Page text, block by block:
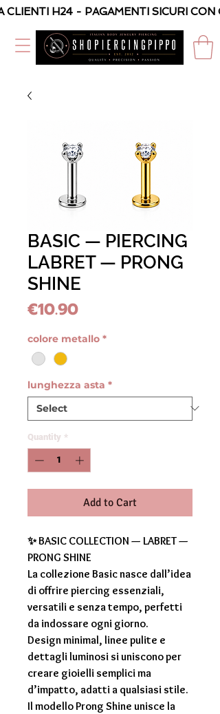
H24 - PAGAMENTI SICURI
BASIC — PIERCING
LABRET — PRONG
SHINE
€10.90Price
colore metallo *
lunghezza asta *
Quantity *
Add to Cart
✨ BASIC COLLECTION — LABRET —
PRONG SHINE
La collezione Basic nasce dall’idea
di offrire piercing essenziali,
versatili e senza tempo, perfetti
da indossare ogni giorno.
Design minimal, linee pulite e
dettagli luminosi si uniscono per
creare gioielli semplici ma
d’impatto, adatti a qualsiasi stile.
Il modello Prong Shine unisce la